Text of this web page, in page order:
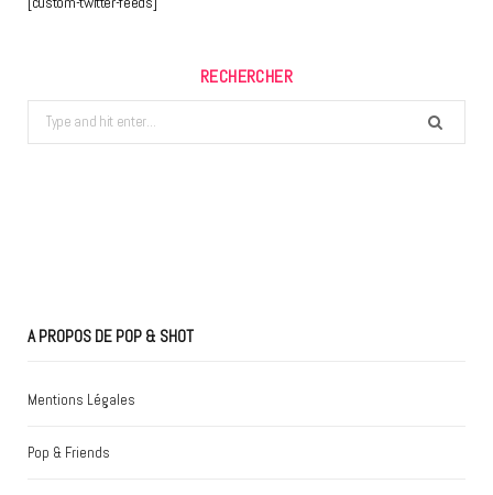
RECHERCHER
Search
for:
A PROPOS DE POP & SHOT
Mentions Légales
Pop & Friends